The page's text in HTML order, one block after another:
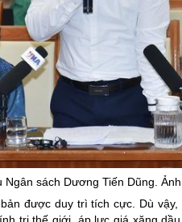
Ngân sách Dương Tiến Dũng.
được duy trì tích cực. Dù